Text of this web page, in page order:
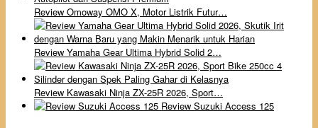
Review Omoway OMO X, Motor Listrik Futur…
Review Yamaha Gear Ultima Hybrid Solid 2…
Review Kawasaki Ninja ZX-25R 2026, Sport…
Review Suzuki Access 125